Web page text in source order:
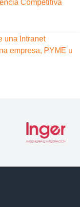
Competitiva
una Intranet
empresa, PYME u